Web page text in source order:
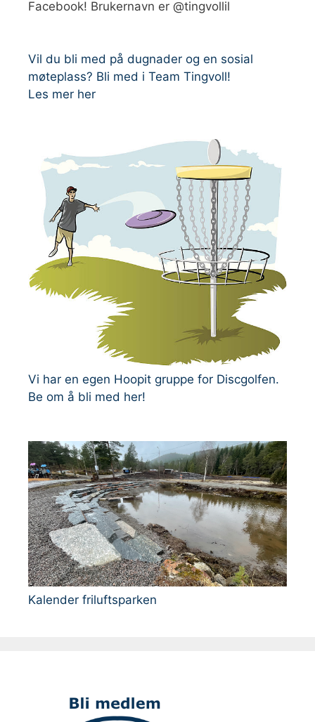
Facebook! Brukernavn er @tingvollil
Vil du bli med på dugnader og en sosial
møteplass? Bli med i Team Tingvoll!
Les mer her
Vi har en egen Hoopit gruppe for Discgolfen.
Be om å bli med her!
Kalender friluftsparken